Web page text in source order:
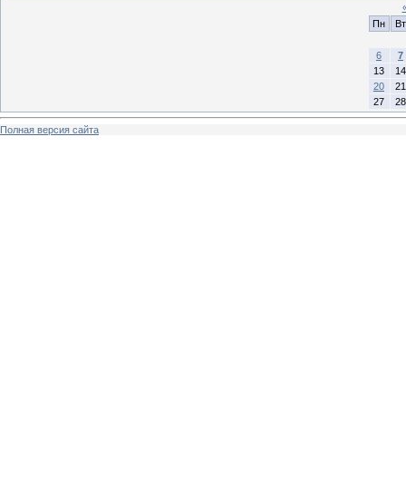
Пн
Вт
6
7
13
14
20
21
27
28
Полная версия сайта